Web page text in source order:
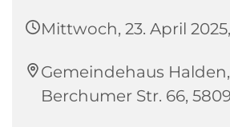
Mittwoch, 23. April
Gemeindehaus Halden,
Berchumer Str. 66,